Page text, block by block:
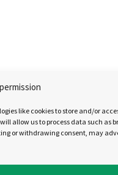
like cookies to store and/or
allow us to process data such as
or withdrawing consent, may